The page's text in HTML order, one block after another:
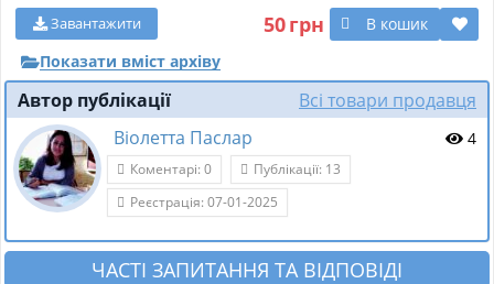
50грн В кошик
Завантажити
Показати вміст архіву
Автор публікації
Всі товари продавця
Віолетта Паслар
4
Коментарі: 0
Публікації: 13
Реєстрація: 07-01-2025
ЧАСТІ ЗАПИТАННЯ ТА ВІДПОВІДІ